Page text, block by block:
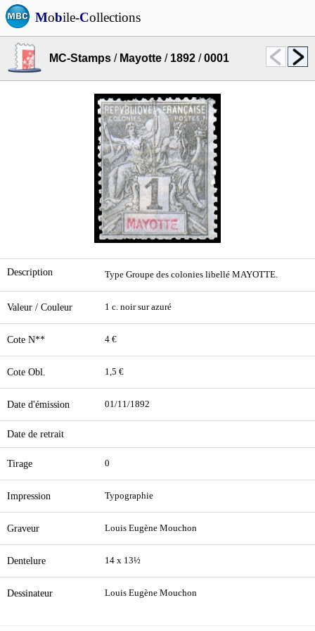
Mobile-Collections
MC-Stamps / Mayotte / 1892 /0001
Description Type Groupe des colonies libellé MAYOTTE.
Valeur / Couleur 1 c. noir sur azuré
Cote N** 4 €
Cote Obl. 1,5 €
Date d'émission 01/11/1892
Date de retrait
Tirage 0
Impression Typographie
Graveur Louis Eugène Mouchon
Dentelure 14 x 13½
Dessinateur Louis Eugène Mouchon